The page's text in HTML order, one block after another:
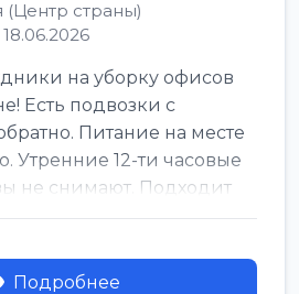
(Центр страны)
на уборку офисов
Есть подвозки с
Питание на месте
Утренние 12-ти часовые
не снимают. Подходит
Подробнее